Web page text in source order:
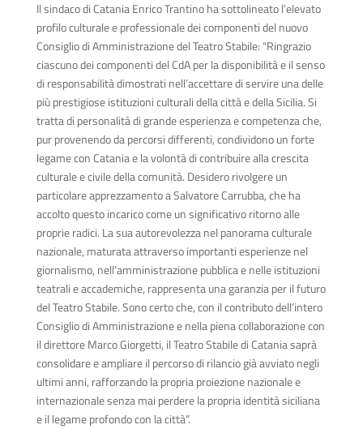
Il sindaco di Catania Enrico Trantino ha sottolineato l’elevato
profilo culturale e professionale dei componenti del nuovo
Consiglio di Amministrazione del Teatro Stabile: “Ringrazio
ciascuno dei componenti del CdA per la disponibilità e il senso
di responsabilità dimostrati nell’accettare di servire una delle
più prestigiose istituzioni culturali della città e della Sicilia. Si
tratta di personalità di grande esperienza e competenza che,
pur provenendo da percorsi differenti, condividono un forte
legame con Catania e la volontà di contribuire alla crescita
culturale e civile della comunità. Desidero rivolgere un
particolare apprezzamento a Salvatore Carrubba, che ha
accolto questo incarico come un significativo ritorno alle
proprie radici. La sua autorevolezza nel panorama culturale
nazionale, maturata attraverso importanti esperienze nel
giornalismo, nell’amministrazione pubblica e nelle istituzioni
teatrali e accademiche, rappresenta una garanzia per il futuro
del Teatro Stabile. Sono certo che, con il contributo dell’intero
Consiglio di Amministrazione e nella piena collaborazione con
il direttore Marco Giorgetti, il Teatro Stabile di Catania saprà
consolidare e ampliare il percorso di rilancio già avviato negli
ultimi anni, rafforzando la propria proiezione nazionale e
internazionale senza mai perdere la propria identità siciliana
e il legame profondo con la città”.